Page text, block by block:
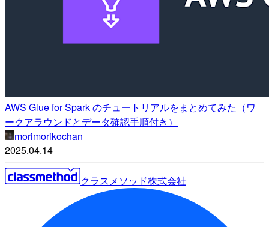
AWS Glue for Spark のチュートリアルをまとめてみた（ワ
ークアラウンドとデータ確認手順付き）
morimorikochan
2025.04.14
クラスメソッド株式会社